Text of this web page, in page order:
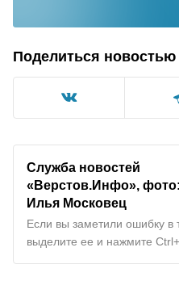
Поделиться новостью
Служба новостей
«Верстов.Инфо», фото:
Илья Московец
Если вы заметили ошибку в
выделите ее и нажмите